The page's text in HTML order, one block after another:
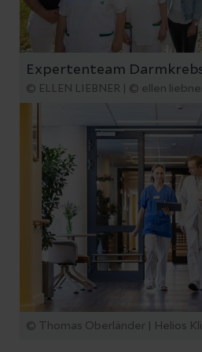
Expertenteam
© ELLEN LIEBNER | © ellen
© Thomas Oberländer | Helios